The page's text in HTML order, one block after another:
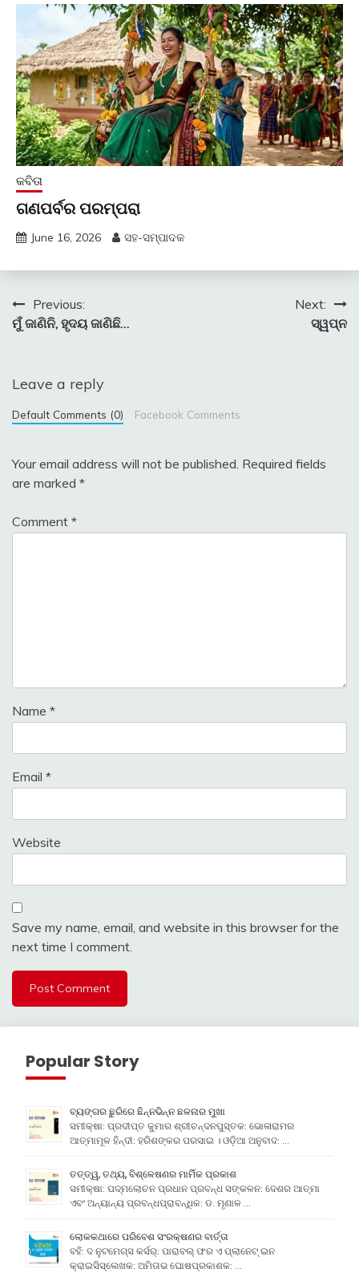
କବିତା
ଗଣପର୍ବର ପରମ୍ପରା
June 16, 2026 ସହ-ସମ୍ପାଦକ
Post
navigation
Previous:
ମୁଁ ଜାଣିନି, ହୃଦୟ ଜାଣିଛି…
Next:
ସ୍ୱପ୍ନ
Leave a reply
Default Comments (0) Facebook Comments
Your email address will not be published. Required fields
are marked *
Comment *
Name *
Email *
Website
Save my name, email, and website in this browser for the
next time I comment.
Popular Story
ବ୍ୟଙ୍ଗର ଛୁରିରେ ଛିନ୍ନଭିନ୍ନ ଛଳନାର ମୁଖା
ସମୀକ୍ଷା: ପ୍ରଦୀପ୍ତ କୁମାର ଶ୍ରୀଚନ୍ଦନପୁସ୍ତକ: ଭୋଳାରାମର
ଆତ୍ମାମୂଳ ହିନ୍ଦୀ: ହରିଶଙ୍କର ପରସାଇ । ଓଡ଼ିଆ ଅନୁବାଦ: …
ତତ୍ତ୍ୱ, ତଥ୍ୟ, ବିଶ୍ଳେଷଣର ମାର୍ମିକ ପ୍ରକାଶ
ସମୀକ୍ଷା: ପଦ୍ମଲୋଚନ ପ୍ରଧାନ ପ୍ରବନ୍ଧ ସଙ୍କଳନ: ଦେଶର ଆତ୍ମା
ଏବଂ ଅନ୍ୟାନ୍ୟ ପ୍ରବନ୍ଧପ୍ରାବନ୍ଧିକ: ଡ. ମୃଣାଳ …
ଲୋକକଥାରେ ପରିବେଶ ସଂରକ୍ଷଣର ବାର୍ତ୍ତା
ବହି: ଦ ନୁଟମେଗ୍ସ କର୍ସର୍: ପାରାବଲ୍ ଫର ଏ ପ୍ଲାନେଟ୍ ଇନ
କ୍ରାଇସିସ୍ଲେଖକ: ଅମିତାଭ ଘୋଷପ୍ରକାଶକ: …